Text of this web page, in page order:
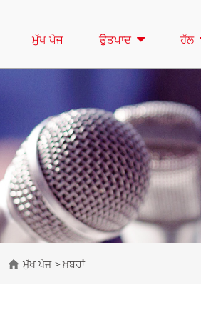
ਮੁੱਖ ਪੇਜ ਉਤਪਾਦ ਹੱਲ
ਮੁੱਖ ਪੇਜ ਖ਼ਬਰਾਂ